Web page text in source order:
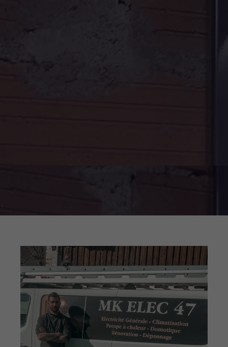
Nécessaire
Ces cookies ne
facultatifs. Ils
sont nécessaires
au
fonctionnement
du site Web.